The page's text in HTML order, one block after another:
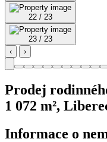
22 / 23
23 / 23
‹
›
Prodej
1 072 m²,
Informace o